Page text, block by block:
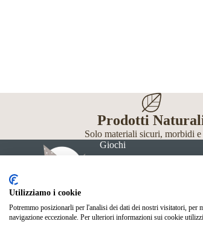
Prodotti
Solo materiali sicuri, morbidi
Giochi
Utilizziamo i cookie
Potremmo posizionarli per l'analisi dei dati dei nostri visitatori, per
navigazione eccezionale. Per ulteriori informazioni sui cookie